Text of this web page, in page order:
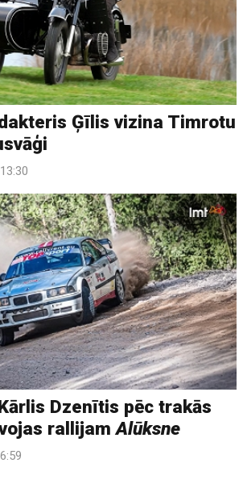
Ģīlis vizina Timrotu
Dzenītis pēc trakās
rallijamAlūksne